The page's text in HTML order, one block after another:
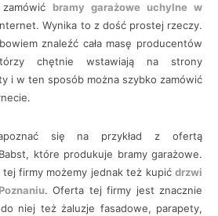
bramy garażowe uchylne w
Wynika to z dość prostej rzeczy.
znaleźć cała masę producentów
chętnie wstawiają na strony
i w ten sposób można szybko zamówić
się na przykład z ofertą
które produkuje bramy garażowe.
firmy możemy jednak też kupić drzwi
. Oferta tej firmy jest znacznie
niej też żaluzje fasadowe, parapety,